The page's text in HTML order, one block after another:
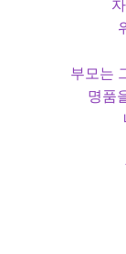
부모는
명품